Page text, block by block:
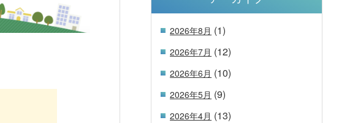
2026年8月 (1)
2026年7月 (12)
2026年6月 (10)
2026年5月 (9)
2026年4月 (13)